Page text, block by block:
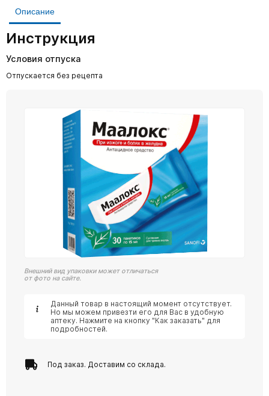
Описание
Инструкция
Условия отпуска
Отпускается без рецепта
Внешний вид упаковки может отличаться
от фото на сайте.
Данный товар в настоящий момент отсутствует.
Но мы можем привезти его для Вас в удобную
аптеку. Нажмите на кнопку "Как заказать" для
подробностей.
Под заказ. Доставим со склада.